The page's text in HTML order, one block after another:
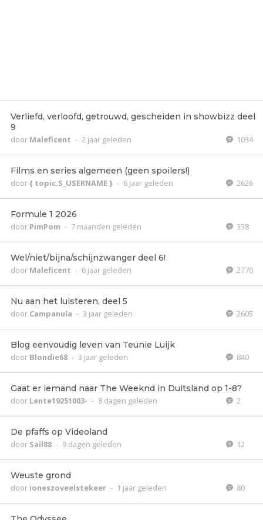
Verliefd, verloofd, getrouwd, gescheiden in showbizz deel
9
door Maleficent - 2 jaar geleden 1034
Films en series algemeen (geen spoilers!)
door{ topic.S_USERNAME } - 6 jaar geleden 2626
Formule 1 2026
door PimPom - 7 maanden geleden 338
Wel/niet/bijna/schijnzwanger deel 6!
door Maleficent - 6 jaar geleden 2770
Nu aan het luisteren, deel 5
door Campanula - 3 jaar geleden 2605
Blog eenvoudig leven van Teunie Luijk
door Blondie68 - 3 jaar geleden 840
Gaat er iemand naar The Weeknd in Duitsland op 1-8?
door Lente19251003- - 8 dagen geleden 2
De pfaffs op Videoland
door Sail88 - 9 dagen geleden 12
Weuste grond
door ioneszoveelstekeer - 1 jaar geleden 80